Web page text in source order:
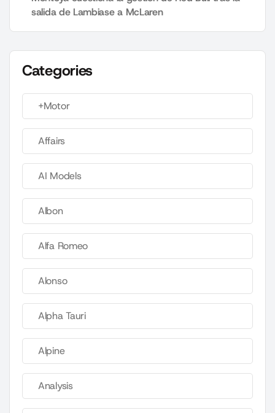
salida de Lambiase a McLaren
Categories
+Motor
Affairs
AI Models
Albon
Alfa Romeo
Alonso
Alpha Tauri
Alpine
Analysis